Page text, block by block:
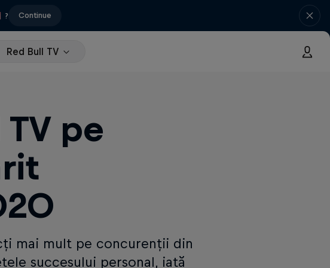
? Continue
Red Bull TV
pe
mai mult pe concurenții din
succesului personal, iată